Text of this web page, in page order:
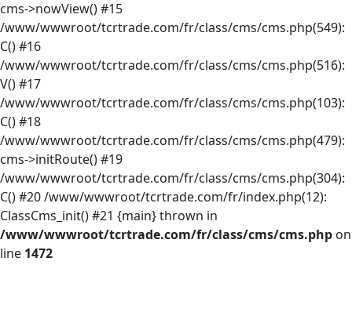
cms->nowView() #15
/www/wwwroot/tcrtrade.com/fr/class/cms/cms.php(549):
C() #16
/www/wwwroot/tcrtrade.com/fr/class/cms/cms.php(516):
V() #17
/www/wwwroot/tcrtrade.com/fr/class/cms/cms.php(103):
C() #18
/www/wwwroot/tcrtrade.com/fr/class/cms/cms.php(479):
cms->initRoute() #19
/www/wwwroot/tcrtrade.com/fr/class/cms/cms.php(304):
C() #20 /www/wwwroot/tcrtrade.com/fr/index.php(12):
ClassCms_init() #21 {main} thrown in
/www/wwwroot/tcrtrade.com/fr/class/cms/cms.php on
line 1472